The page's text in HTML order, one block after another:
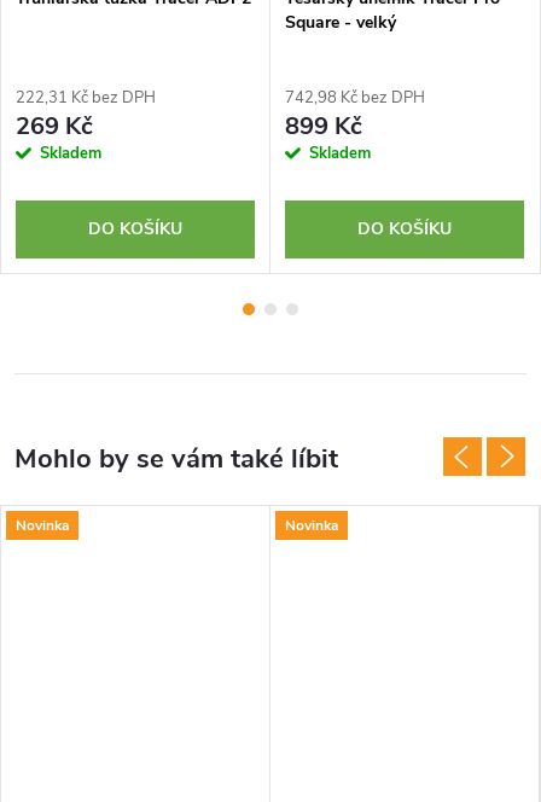
222,31 Kč bez DPH
269 Kč
Skladem
DO KOŠÍKU
Square - velký
742,98 Kč bez DPH
899 Kč
Skladem
DO KOŠÍKU
Novinka Novinka